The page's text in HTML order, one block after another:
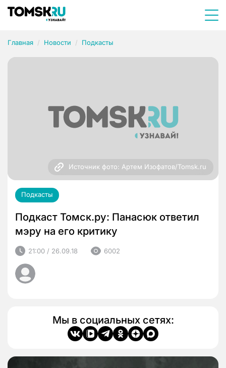
Главная Новости Подкасты
Источник фото: Артем Изофатов/Tomsk.ru
Подкасты
Подкаст Томск.ру: Панасюк ответил
мэру на его критику
21:00 / 26.09.18 6002
Мы в социальных сетях: